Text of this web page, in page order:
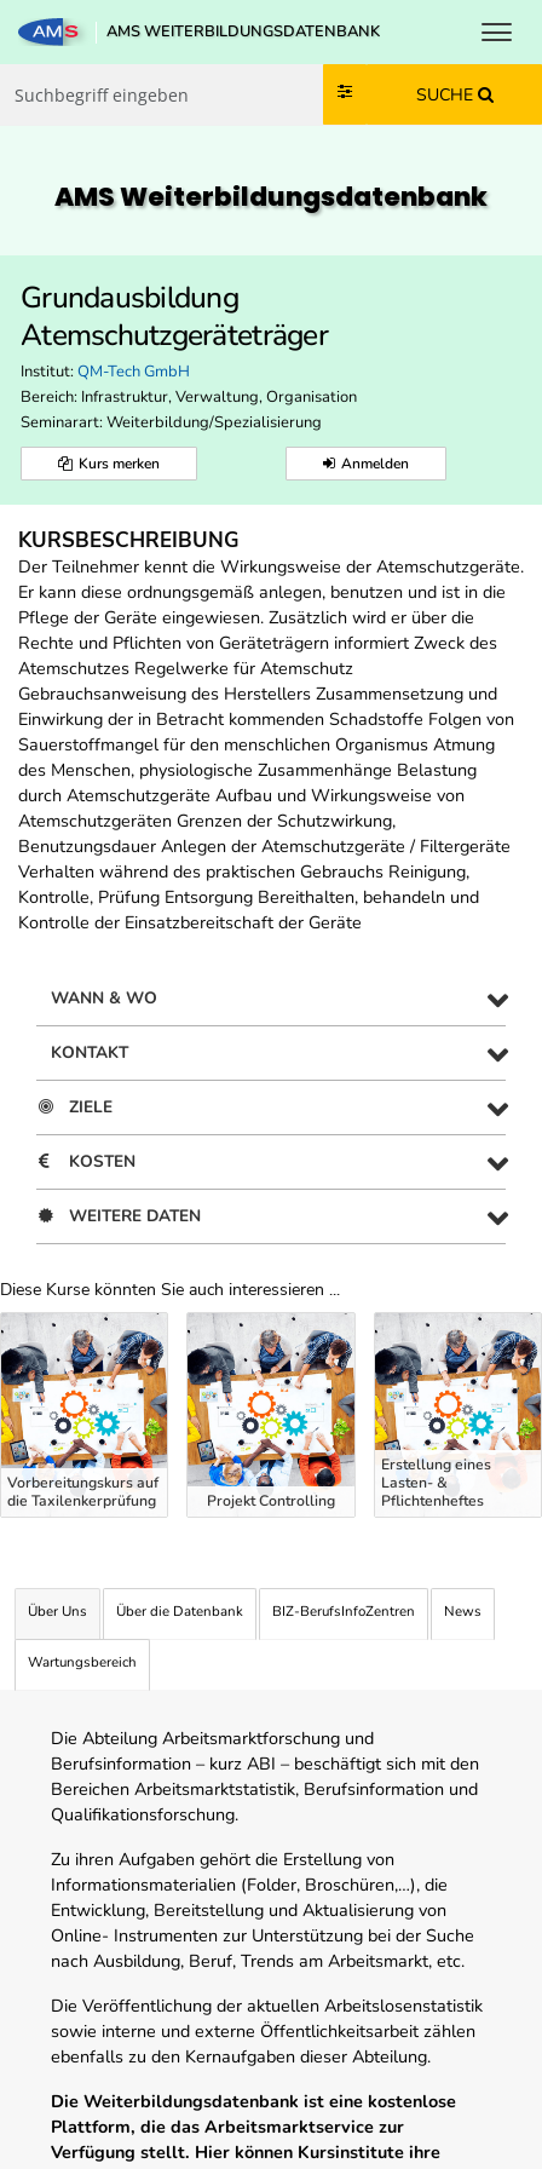
Zum Inhalt springen
Zum Navmenü springen
Zur Suche springen
Zur Footer springen
AMS WEITERBILDUNGSDATENBANK
SUCHE
AMS Weiterbildungs­datenbank
Grundausbildung
Atemschutzgeräteträger
Institut: QM-Tech GmbH
Bereich: Infrastruktur, Verwaltung, Organisation
Seminarart: Weiterbildung/Spezialisierung
Kurs merken Anmelden
KURSBESCHREIBUNG
Der Teilnehmer kennt die Wirkungsweise der Atemschutzgeräte.
Er kann diese ordnungsgemäß anlegen, benutzen und ist in die
Pflege der Geräte eingewiesen. Zusätzlich wird er über die
Rechte und Pflichten von Geräteträgern informiert Zweck des
Atemschutzes Regelwerke für Atemschutz
Gebrauchsanweisung des Herstellers Zusammensetzung und
Einwirkung der in Betracht kommenden Schadstoffe Folgen von
Sauerstoffmangel für den menschlichen Organismus Atmung
des Menschen, physiologische Zusammenhänge Belastung
durch Atemschutzgeräte Aufbau und Wirkungsweise von
Atemschutzgeräten Grenzen der Schutzwirkung,
Benutzungsdauer Anlegen der Atemschutzgeräte / Filtergeräte
Verhalten während des praktischen Gebrauchs Reinigung,
Kontrolle, Prüfung Entsorgung Bereithalten, behandeln und
Kontrolle der Einsatzbereitschaft der Geräte
WANN & WO
KONTAKT
ZIELE
KOSTEN
WEITERE DATEN
Diese Kurse könnten Sie auch interessieren ...
Uber Weiterbildungsvorschläge
Vorbereitungskurs auf
die Taxilenkerprüfung
Projekt Controlling
Erstellung eines
Lasten- &
Pflichtenheftes
Über Uns Über die Datenbank BIZ-BerufsInfoZentren News
Wartungsbereich
Die Abteilung Arbeitsmarktforschung und
Berufsinformation – kurz ABI – beschäftigt sich mit den
Bereichen Arbeitsmarktstatistik, Berufsinformation und
Qualifikationsforschung.
Zu ihren Aufgaben gehört die Erstellung von
Informationsmaterialien (Folder, Broschüren,…), die
Entwicklung, Bereitstellung und Aktualisierung von
Online- Instrumenten zur Unterstützung bei der Suche
nach Ausbildung, Beruf, Trends am Arbeitsmarkt, etc.
Die Veröffentlichung der aktuellen Arbeitslosenstatistik
sowie interne und externe Öffentlichkeitsarbeit zählen
ebenfalls zu den Kernaufgaben dieser Abteilung.
Die Weiterbildungsdatenbank ist eine kostenlose
Plattform, die das Arbeitsmarktservice zur
Verfügung stellt. Hier können Kursinstitute ihre